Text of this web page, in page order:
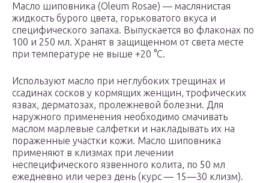
Масло шиповника (Oleum Rosae) — маслянистая
жидкость бурого цвета, горьковатого вкуса и
специфического запаха. Выпускается во флаконах по
100 и 250 мл. Хранят в защищенном от света месте
при температуре не выше +20 °С.
Используют масло при неглубоких трещинах и
ссадинах сосков у кормящих женщин, трофических
язвах, дерматозах, пролежневой болезни. Для
наружного применения необходимо смачивать
маслом марлевые салфетки и накладывать их на
пораженные участки кожи. Масло шиповника
применяют в клизмах при лечении
неспецифического язвенного колита, по 50 мл
ежедневно или через день (курс — 15—30 клизм).